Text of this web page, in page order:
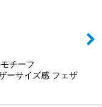
チーフ
ーサイズ感 フェザ